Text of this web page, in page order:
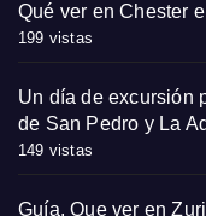
Qué ver en Chester
199 vistas
Un día de excursión
de San Pedro y La
149 vistas
Guía. Que ver en